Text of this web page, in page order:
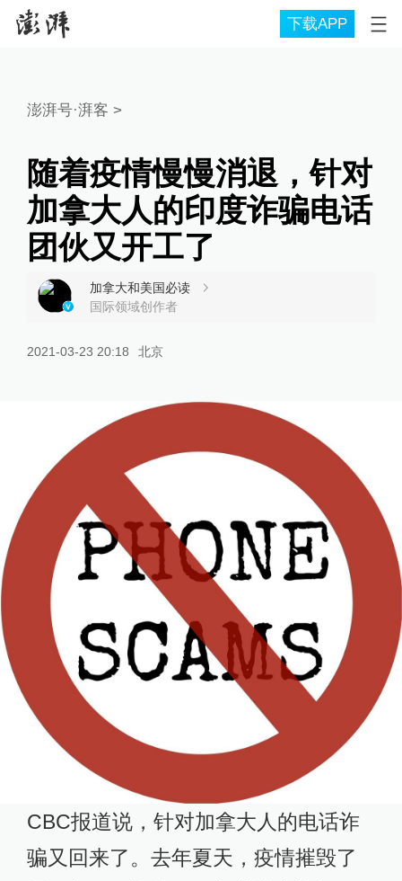
下载APP
澎湃号·湃客 >
随着疫情慢慢消退，针对
加拿大人的印度诈骗电话
团伙又开工了
加拿大和美国必读
国际领域创作者
2021-03-23 20:18 北京
CBC报道说，针对加拿大人的电话诈
骗又回来了。去年夏天，疫情摧毁了